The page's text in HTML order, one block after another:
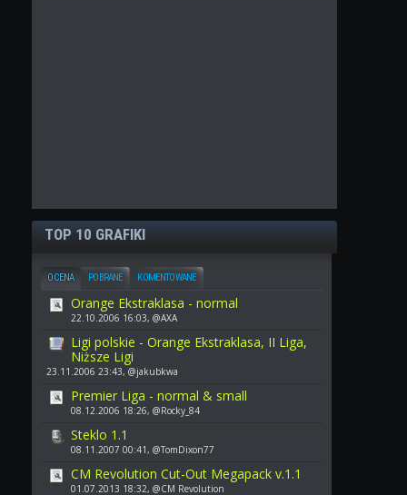
TOP 10 GRAFIKI
OCENA POBRANE KOMENTOWANE
Orange Ekstraklasa - normal
22.10.2006 16:03, @AXA
Ligi polskie - Orange Ekstraklasa, II Liga,
Niższe Ligi
23.11.2006 23:43, @jakubkwa
Premier Liga - normal & small
08.12.2006 18:26, @Rocky_84
Steklo 1.1
08.11.2007 00:41, @TomDixon77
CM Revolution Cut-Out Megapack v.1.1
01.07.2013 18:32, @CM Revolution